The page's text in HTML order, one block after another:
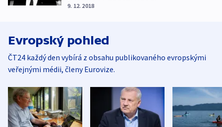
9. 12. 2018
Evropský pohled
ČT24 každý den vybírá z obsahu publikovaného evropskými
veřejnými médii, členy Eurovize.